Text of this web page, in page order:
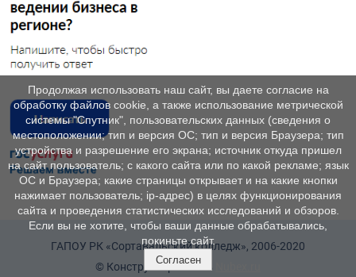
ГАПОУ РК «Сортавальский колледж», 2006-2020
© Конструктор сайтов
Продолжая использовать наш сайт, вы даете согласие на
обработку файлов cookie, а также использование метрической
системы "Спутник", пользовательских данных (сведения о
местоположении; тип и версия ОС; тип и версия Браузера; тип
устройства и разрешение его экрана; источник откуда пришел
на сайт пользователь; с какого сайта или по какой рекламе; язык
ОС и Браузера; какие страницы открывает и на какие кнопки
нажимает пользователь; ip-адрес) в целях функционирования
сайта и проведения статистических исследований и обзоров.
Если вы не хотите, чтобы ваши данные обрабатывались,
покиньте сайт.
Согласен